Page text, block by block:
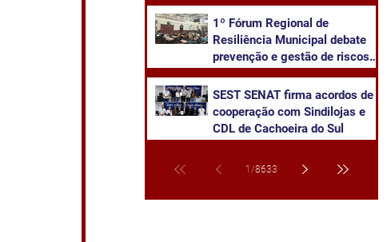
1º Fórum Regional de
Resiliência Municipal debate
prevenção e gestão de riscos
Sul
SEST SENAT firma acordos de
cooperação com Sindilojas e
CDL de Cachoeira do Sul
1 /8633